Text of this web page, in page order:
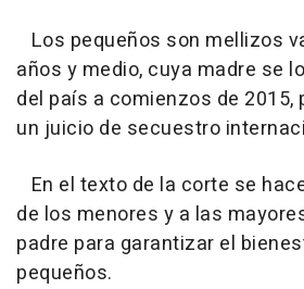
Los pequeños son mellizos
años y medio, cuya madre se
del país a comienzos de 2015,
un juicio de secuestro
En el texto de la corte se
de los menores y a las
padre para garantizar el
pequeños.